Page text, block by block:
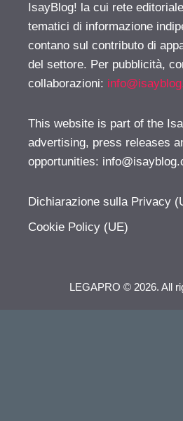
IsayBlog! la cui rete
tematici di informazione
contano sul contributo di
del settore. Per pubblicità,
collaborazioni:
This website is part of the
advertising, press releases
opportunities:
Dichiarazione sulla Privacy
Cookie Policy (UE)
LEGAPRO © 2026. All